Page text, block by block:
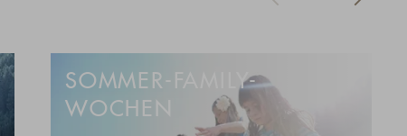
SOMMER-FAMILY-
WOCHEN